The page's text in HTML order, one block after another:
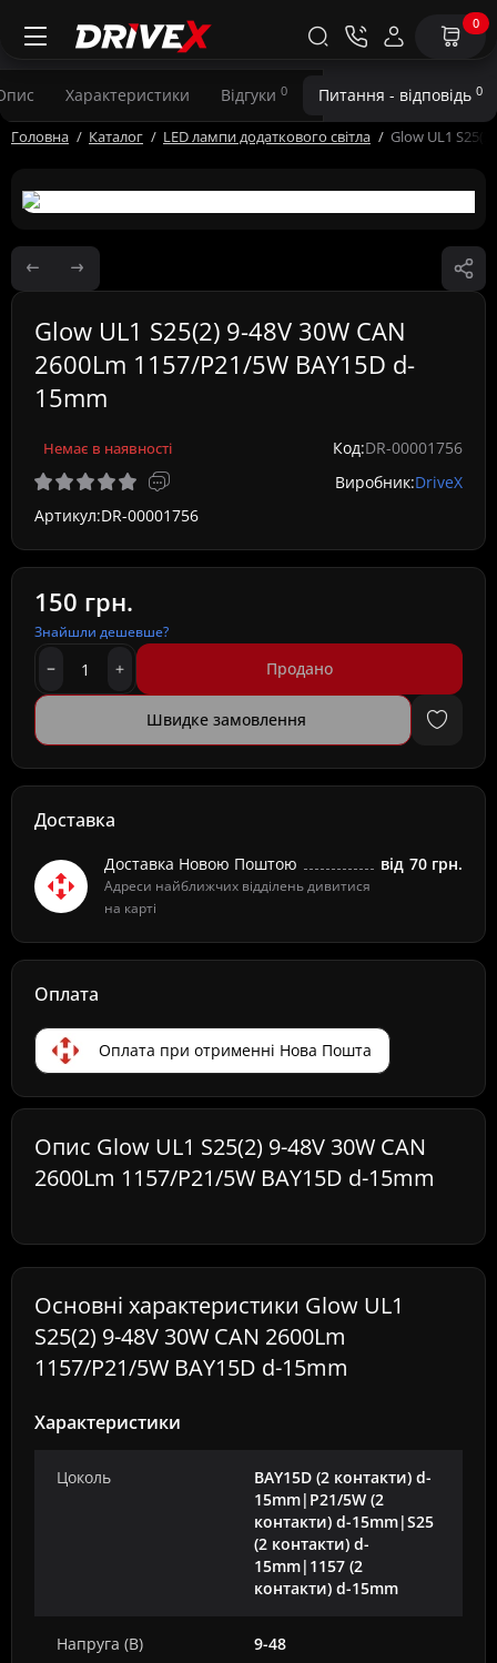
0
Головна Каталог LED лампи додаткового світла Glow UL1
Характеристики Відгуки 0 Питання - відповідь 0
Glow UL1 S25(2) 9-48V 30W CAN
2600Lm 1157/P21/5W BAY15D d-
15mm
Немає в наявності Код:DR-00001756
Виробник:DriveX
Артикул:DR-00001756
150 грн.
Знайшли дешевше?
Продано
Швидке замовлення
Доставка
Доставка Новою Поштою
Адреси найближчих відділень дивитися
на карті
від 70 грн.
Оплата
Оплата при отрименні Нова Пошта
Опис Glow UL1 S25(2) 9-48V 30W CAN
2600Lm 1157/P21/5W BAY15D d-15mm
Основні характеристики Glow UL1
S25(2) 9-48V 30W CAN 2600Lm
1157/P21/5W BAY15D d-15mm
Характеристики
Цоколь
BAY15D (2 контакти) d-
15mm|P21/5W (2
контакти) d-15mm|S25
(2 контакти) d-
15mm|1157 (2
контакти) d-15mm
Напруга (В) 9-48